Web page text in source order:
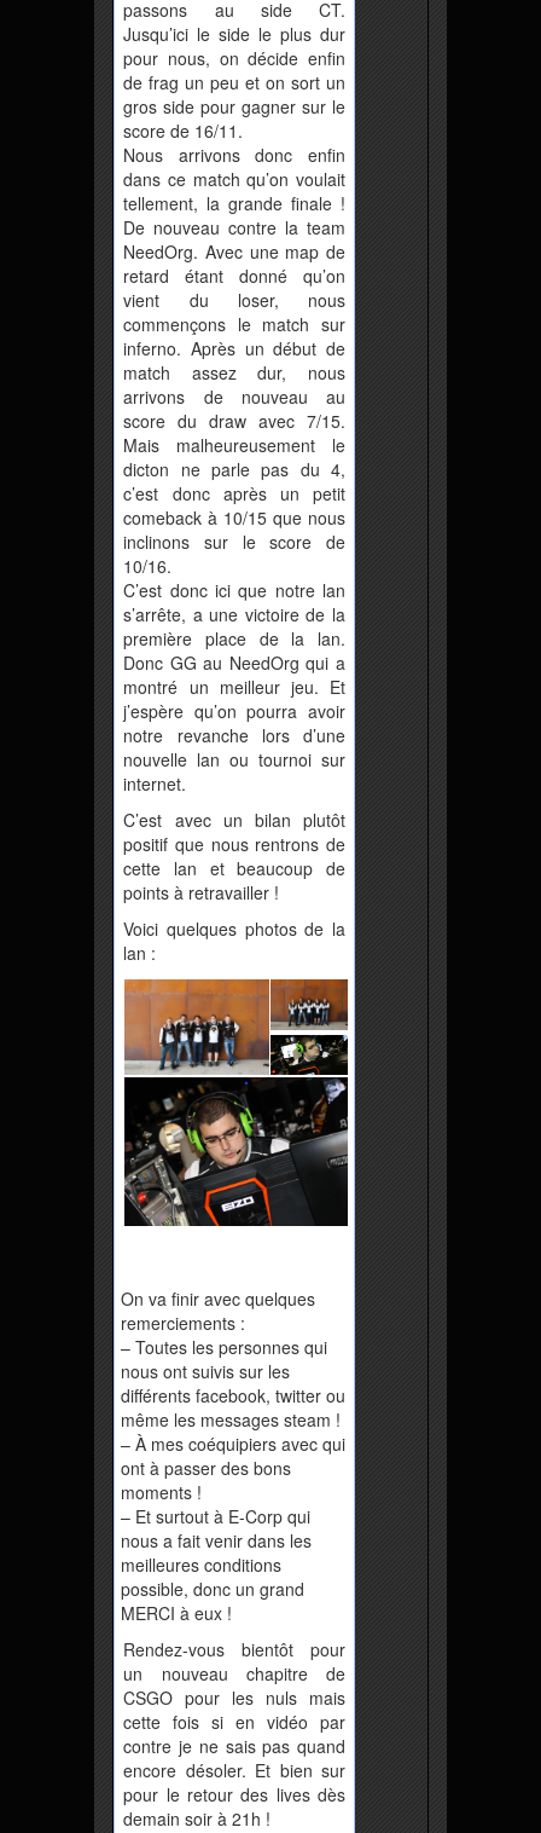
passons au side CT.
Jusqu’ici le side le plus dur
pour nous, on décide enfin
de frag un peu et on sort un
gros side pour gagner sur le
score de 16/11.
Nous arrivons donc enfin
dans ce match qu’on voulait
tellement, la grande finale !
De nouveau contre la team
NeedOrg. Avec une map de
retard étant donné qu’on
vient du loser, nous
commençons le match sur
inferno. Après un début de
match assez dur, nous
arrivons de nouveau au
score du draw avec 7/15.
Mais malheureusement le
dicton ne parle pas du 4,
c’est donc après un petit
comeback à 10/15 que nous
inclinons sur le score de
10/16.
C’est donc ici que notre lan
s’arrête, a une victoire de la
première place de la lan.
Donc GG au NeedOrg qui a
montré un meilleur jeu. Et
j’espère qu’on pourra avoir
notre revanche lors d’une
nouvelle lan ou tournoi sur
internet.
C’est avec un bilan plutôt
positif que nous rentrons de
cette lan et beaucoup de
points à retravailler !
Voici quelques photos de la
lan :
On va finir avec quelques
remerciements :
– Toutes les personnes qui
nous ont suivis sur les
différents facebook, twitter ou
même les messages steam !
– À mes coéquipiers avec qui
ont à passer des bons
moments !
– Et surtout à E-Corp qui
nous a fait venir dans les
meilleures conditions
possible, donc un grand
MERCI à eux !
Rendez-vous bientôt pour
un nouveau chapitre de
CSGO pour les nuls mais
cette fois si en vidéo par
contre je ne sais pas quand
encore désoler. Et bien sur
pour le retour des lives dès
demain soir à 21h !